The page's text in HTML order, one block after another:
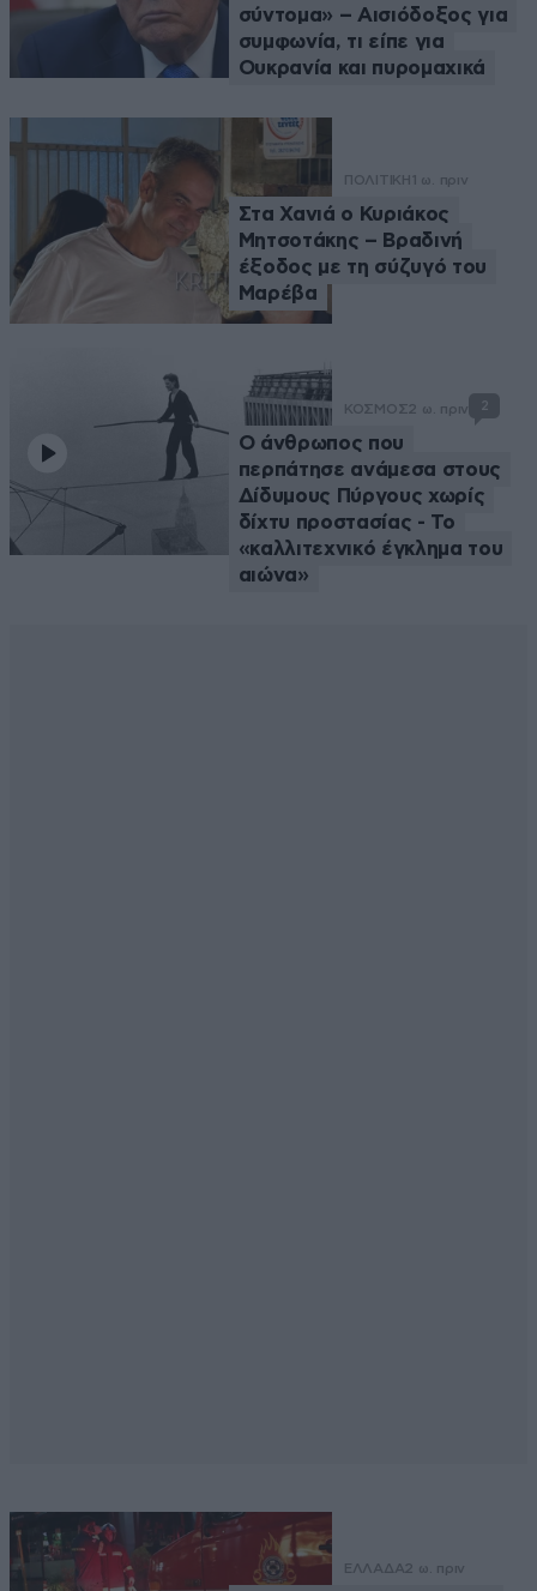
σύντομα» – Αισιόδοξος για
συμφωνία, τι είπε για
Ουκρανία και πυρομαχικά
ΠΟΛΙΤΙΚΗ 1 ω. πριν
Στα Χανιά ο Κυριάκος
Μητσοτάκης – Βραδινή
έξοδος με τη σύζυγό του
Μαρέβα
ΚΟΣΜΟΣ2 ω. πριν 2
Ο άνθρωπος που
περπάτησε ανάμεσα στους
Δίδυμους Πύργους χωρίς
δίχτυ προστασίας - Το
«καλλιτεχνικό έγκλημα του
αιώνα»
ΕΛΛΑΔΑ2 ω. πριν